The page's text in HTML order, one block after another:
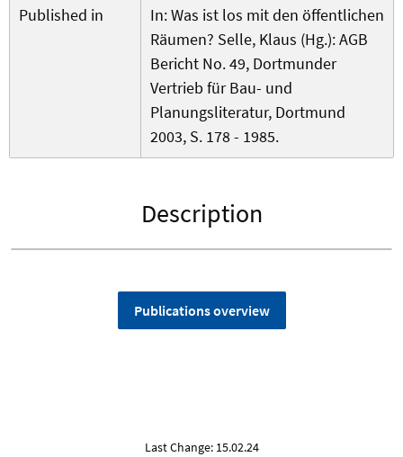
Published in
In: Was ist los mit den öffentlichen
Räumen? Selle, Klaus (Hg.): AGB
Bericht No. 49, Dortmunder
Vertrieb für Bau- und
Planungsliteratur, Dortmund
2003, S. 178 - 1985.
Description
Publications overview
Last Change: 15.02.24